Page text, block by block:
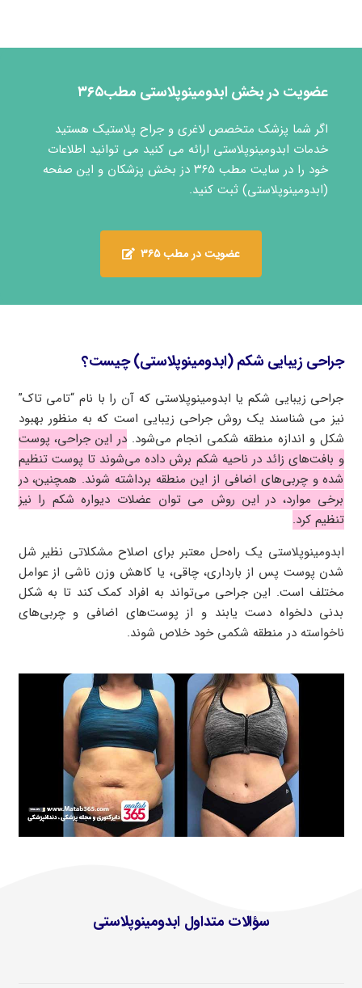
عضویت در بخش ابدومینوپلاستی مطب۳۶۵
اگر شما پزشک متخصص لاغری و جراح پلاستیک هستید
خدمات ابدومینوپلاستی ارائه می کنید می توانید اطلاعات
خود را در سایت مطب ۳۶۵ دز بخش پزشکان و این صفحه
(ابدومینوپلاستی) ثبت کنید.
عضویت در مطب ۳۶۵
جراحی زیبایی شکم (ابدومینوپلاستی) چیست؟
جراحی زیبایی شکم یا ابدومینوپلاستی که آن را با نام “تامی تاک”
نیز می شناسند یک روش جراحی زیبایی است که به منظور بهبود
شکل و اندازه منطقه شکمی انجام می‌شود. در این جراحی، پوست
و بافت‌های زائد در ناحیه شکم برش داده می‌شوند تا پوست تنظیم
شده و چربی‌های اضافی از این منطقه برداشته شوند. همچنین، در
برخی موارد، در این روش می توان عضلات دیواره شکم را نیز
تنظیم کرد.
ابدومینوپلاستی یک راه‌حل معتبر برای اصلاح مشکلاتی نظیر شل
شدن پوست پس از بارداری، چاقی، یا کاهش وزن ناشی از عوامل
مختلف است. این جراحی می‌تواند به افراد کمک کند تا به شکل
بدنی دلخواه دست یابند و از پوست‌های اضافی و چربی‌های
ناخواسته در منطقه شکمی خود خلاص شوند.
سؤالات متداول ابدومینوپلاستی